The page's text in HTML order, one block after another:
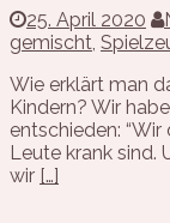
25. April 2020
gemischt
Wie erklärt man
Kindern? Wir
entschieden:
Leute krank sind.
wir […]